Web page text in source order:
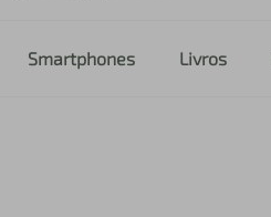
Smartphones Livros